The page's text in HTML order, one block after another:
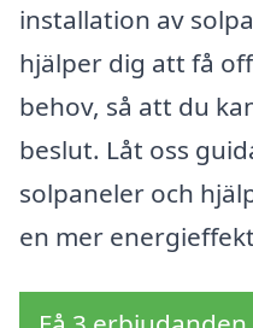
installation av
hjälper dig att få
behov, så att du
beslut. Låt oss
solpaneler och
en mer